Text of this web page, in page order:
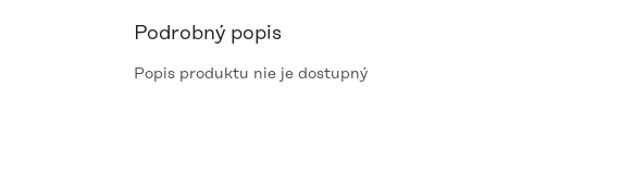
Podrobný popis
Popis produktu nie je dostupný